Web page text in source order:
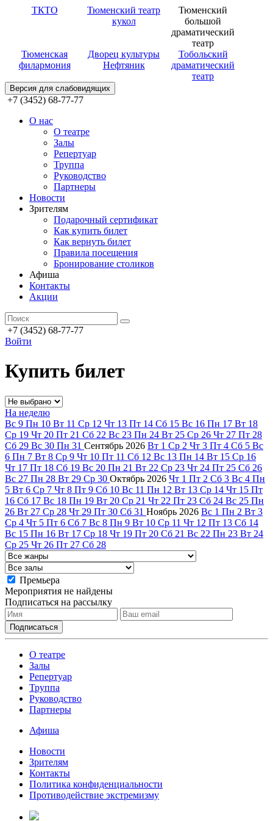
ТКТО
Тюменский театр
кукол
Тюменский
большой
драматический
театр
Тюменская
филармония
Дворец культуры
Нефтяник
Тобольский
драматический
театр
Версия для слабовидящих
+7 (3452) 68-77-77
О нас
О театре
Залы
Репертуар
Труппа
Руководство
Партнеры
Новости
Зрителям
Подарочный сертификат
Как купить билет
Как вернуть билет
Правила посещения
Бронирование столиков
Афиша
Контакты
Акции
+7 (3452) 68-77-77
Войти
Купить билет
На неделю
Вс 9 Пн 10 Вт 11 Ср 12 Чт 13 Пт 14 Сб 15 Вс 16 Пн 17 Вт 18
Ср 19 Чт 20 Пт 21 Сб 22 Вс 23 Пн 24 Вт 25 Ср 26 Чт 27 Пт 28
Сб 29 Вс 30 Пн 31 Сентябрь 2026 Вт 1 Ср 2 Чт 3 Пт 4 Сб 5 Вс
6 Пн 7 Вт 8 Ср 9 Чт 10 Пт 11 Сб 12 Вс 13 Пн 14 Вт 15 Ср 16
Чт 17 Пт 18 Сб 19 Вс 20 Пн 21 Вт 22 Ср 23 Чт 24 Пт 25 Сб 26
Вс 27 Пн 28 Вт 29 Ср 30 Октябрь 2026 Чт 1 Пт 2 Сб 3 Вс 4 Пн
5 Вт 6 Ср 7 Чт 8 Пт 9 Сб 10 Вс 11 Пн 12 Вт 13 Ср 14 Чт 15 Пт
16 Сб 17 Вс 18 Пн 19 Вт 20 Ср 21 Чт 22 Пт 23 Сб 24 Вс 25 Пн
26 Вт 27 Ср 28 Чт 29 Пт 30 Сб 31 Ноябрь 2026 Вс 1 Пн 2 Вт 3
Ср 4 Чт 5 Пт 6 Сб 7 Вс 8 Пн 9 Вт 10 Ср 11 Чт 12 Пт 13 Сб 14
Вс 15 Пн 16 Вт 17 Ср 18 Чт 19 Пт 20 Сб 21 Вс 22 Пн 23 Вт 24
Ср 25 Чт 26 Пт 27 Сб 28
Премьера
Мероприятия не найдены
Подписаться на рассылку
О театре
Залы
Репертуар
Труппа
Руководство
Партнеры
Афиша
Новости
Зрителям
Контакты
Политика конфиденциальности
Противодействие экстремизму